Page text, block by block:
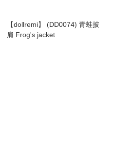
【dollremi】 (DD0074) 青蛙披
肩 Frog's jacket